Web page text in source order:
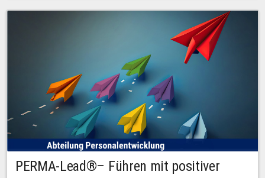
PERMA-Lead®– Führen mit positiver